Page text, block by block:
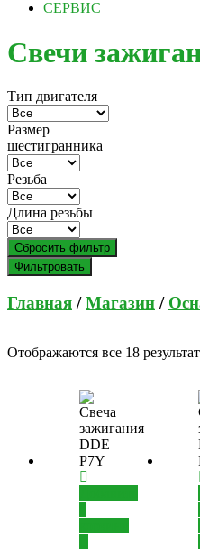
СЕРВИС
Свечи
Тип двигателя
Размер
шестигранника
Резьба
Длина резьбы
Сбросить фильтр
Фильтровать
Главная /Магазин /
Отображаются все 18